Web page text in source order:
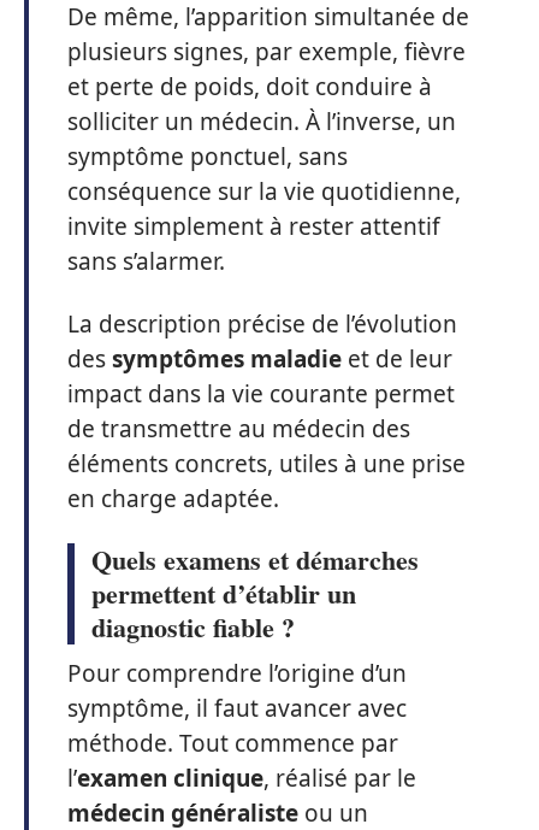
De même, l’apparition simultanée de
plusieurs signes, par exemple, fièvre
et perte de poids, doit conduire à
solliciter un médecin. À l’inverse, un
symptôme ponctuel, sans
conséquence sur la vie quotidienne,
invite simplement à rester attentif
sans s’alarmer.
La description précise de l’évolution
dessymptômes maladie et de leur
impact dans la vie courante permet
de transmettre au médecin des
éléments concrets, utiles à une prise
en charge adaptée.
Quels examens et démarches
permettent d’établir un
diagnostic fiable ?
Pour comprendre l’origine d’un
symptôme, il faut avancer avec
méthode. Tout commence par
l’examen clinique, réalisé par le
médecin généraliste ou un